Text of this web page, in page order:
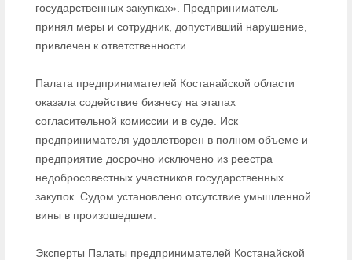
государственных закупках». Предприниматель
принял меры и сотрудник, допустивший нарушение,
привлечен к ответственности.
Палата предпринимателей Костанайской области
оказала содействие бизнесу на этапах
согласительной комиссии и в суде. Иск
предпринимателя удовлетворен в полном объеме и
предприятие досрочно исключено из реестра
недобросовестных участников государственных
закупок. Судом установлено отсутствие умышленной
вины в произошедшем.
Эксперты Палаты предпринимателей Костанайской